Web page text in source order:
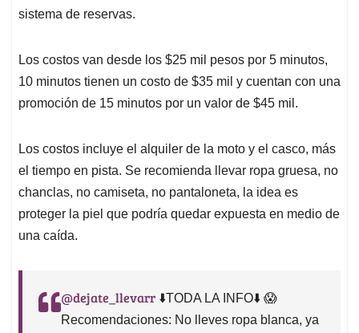
sistema de reservas.
Los costos van desde los $25 mil pesos por 5 minutos,
10 minutos tienen un costo de $35 mil y cuentan con una
promoción de 15 minutos por un valor de $45 mil.
Los costos incluye el alquiler de la moto y el casco, más
el tiempo en pista. Se recomienda llevar ropa gruesa, no
chanclas, no camiseta, no pantaloneta, la idea es
proteger la piel que podría quedar expuesta en medio de
una caída.
@dejate_llevarr ⬇️TODA LA INFO⬇️ 😱
Recomendaciones: No lleves ropa blanca, ya